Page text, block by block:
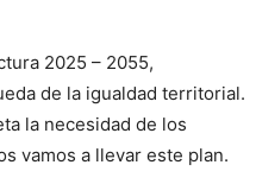
2025 – 2055,
de la igualdad territorial.
la necesidad de los
vamos a llevar este plan.